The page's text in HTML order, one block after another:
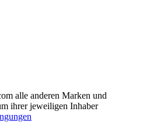
alle anderen Marken und
ihrer jeweiligen Inhaber